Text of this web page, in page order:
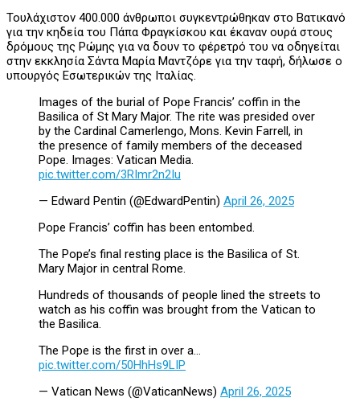
Τουλάχιστον 400.000 άνθρωποι συγκεντρώθηκαν στο Βατικανό
για την κηδεία του Πάπα Φραγκίσκου και έκαναν ουρά στους
δρόμους της Ρώμης για να δουν το φέρετρό του να οδηγείται
στην εκκλησία Σάντα Μαρία Μαντζόρε για την ταφή, δήλωσε ο
υπουργός Εσωτερικών της Ιταλίας.
Images of the burial of Pope Francis’ coffin in the
Basilica of St Mary Major. The rite was presided over
by the Cardinal Camerlengo, Mons. Kevin Farrell, in
the presence of family members of the deceased
Pope. Images: Vatican Media.
pic.twitter.com/3RImr2n2Iu
— Edward Pentin (@EdwardPentin) April 26, 2025
Pope Francis’ coffin has been entombed.
The Pope’s final resting place is the Basilica of St.
Mary Major in central Rome.
Hundreds of thousands of people lined the streets to
watch as his coffin was brought from the Vatican to
the Basilica.
The Pope is the first in over a…
pic.twitter.com/50HhHs9LIP
— Vatican News (@VaticanNews) April 26, 2025